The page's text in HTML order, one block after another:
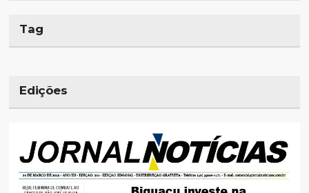
Tag
Edições